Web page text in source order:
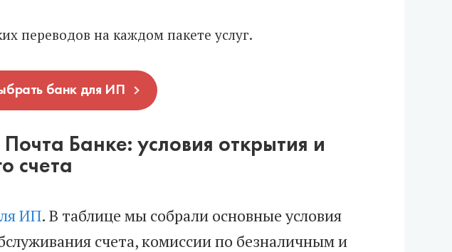
переводов на каждом пакете услуг.
банк для ИП
Банке: условия открытия и
счета
ИП. В таблице мы собрали основные условия
счета, комиссии по безналичным и